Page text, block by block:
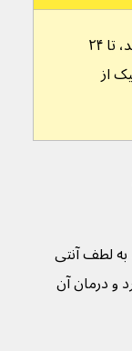
از
به لطف آنتی
و درمان آن